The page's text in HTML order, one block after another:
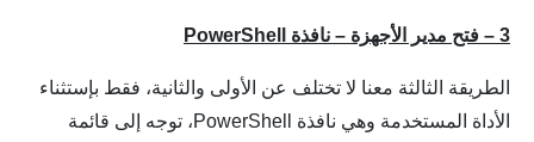
3 – فتح مدير الأجهزة – نافذة PowerShell
الطريقة الثالثة معنا لا تختلف عن الأولى والثانية، فقط بإستثناء
الأداة المستخدمة وهي نافذة
PowerShell، توجه إلى قائمة